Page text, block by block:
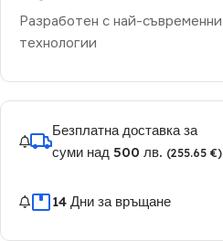
Разработен с най-съвременни
технологии
Безплатна доставка за
суми над 500 лв. (255.65 €)
14 Дни за връщане